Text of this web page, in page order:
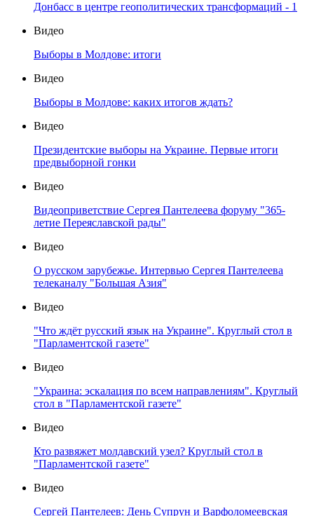
Донбасс в центре геополитических трансформаций - 1
Видео
Выборы в Молдове: итоги
Видео
Выборы в Молдове: каких итогов ждать?
Видео
Президентские выборы на Украине. Первые итоги
предвыборной гонки
Видео
Видеоприветствие Сергея Пантелеева форуму "365-
летие Переяславской рады"
Видео
О русском зарубежье. Интервью Сергея Пантелеева
телеканалу "Большая Азия"
Видео
"Что ждёт русский язык на Украине". Круглый стол в
"Парламентской газете"
Видео
"Украина: эскалация по всем направлениям". Круглый
стол в "Парламентской газете"
Видео
Кто развяжет молдавский узел? Круглый стол в
"Парламентской газете"
Видео
Сергей Пантелеев: День Супрун и Варфоломеевская